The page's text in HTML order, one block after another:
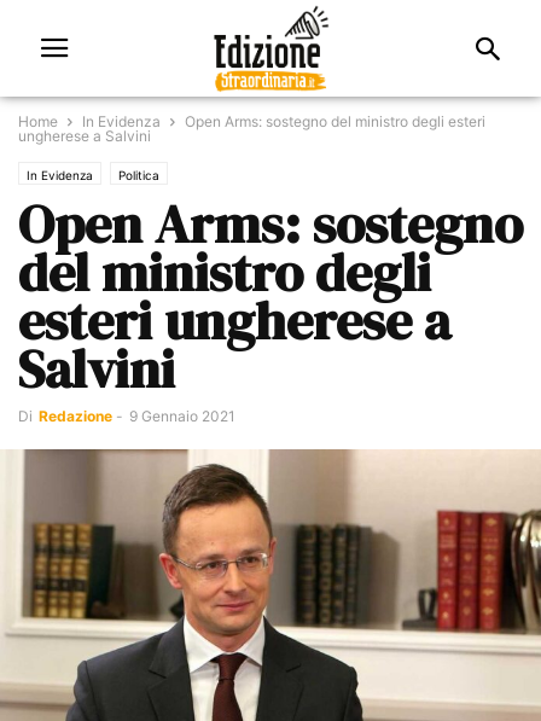
Home In Evidenza
Open Arms: sostegno del ministro degli esteri
ungherese a Salvini
In Evidenza Politica
Open Arms: sostegno
del ministro degli
esteri ungherese a
Salvini
Di Redazione - 9 Gennaio 2021